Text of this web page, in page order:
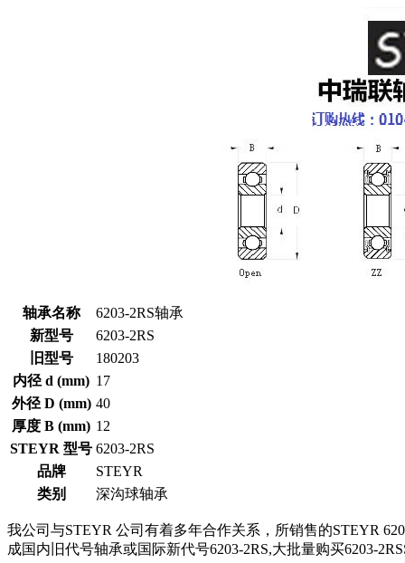
轴承名称
6203-2RS轴承
新型号
6203-2RS
旧型号
180203
内径 d (mm) 17
外径 D (mm) 40
厚度 B (mm) 12
STEYR 型号 6203-2RS
品牌
STEYR
类别
深沟球轴承
我公司与STEYR 公司有着多年合作关系，所销售的STEYR
成国内旧代号轴承或国际新代号6203-2RS,大批量购买6203-